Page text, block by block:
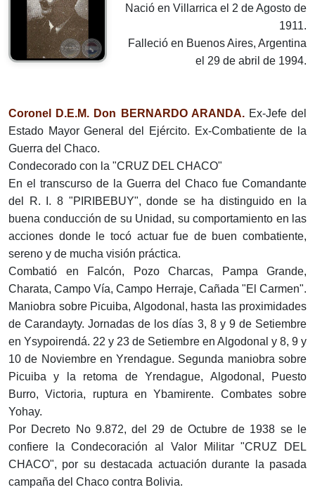
Nació en Villarrica el 2 de Agosto de
1911.
Falleció en Buenos Aires, Argentina
el 29 de abril de 1994.
Coronel D.E.M. Don BERNARDO ARANDA.Ex-Jefe del
Estado Mayor General del Ejército. Ex-Combatiente de la
Guerra del Chaco.
Condecorado con la "CRUZ DEL CHACO"
En el transcurso de la Guerra del Chaco fue Comandante
del R. I. 8 "PIRIBEBUY", donde se ha distinguido en la
buena conducción de su Unidad, su comportamiento en las
acciones donde le tocó actuar fue de buen combatiente,
sereno y de mucha visión práctica.
Combatió en Falcón, Pozo Charcas, Pampa Grande,
Charata, Campo Vía, Campo Herraje, Cañada "El Carmen".
Maniobra sobre Picuiba, Algodonal, hasta las proximidades
de Carandayty. Jornadas de los días 3, 8 y 9 de Setiembre
en Ysypoirendá. 22 y 23 de Setiembre en Algodonal y 8, 9 y
10 de Noviembre en Yrendague. Segunda maniobra sobre
Picuiba y la retoma de Yrendague, Algodonal, Puesto
Burro, Victoria, ruptura en Ybamirente. Combates sobre
Yohay.
Por Decreto No 9.872, del 29 de Octubre de 1938 se le
confiere la Condecoración al Valor Militar "CRUZ DEL
CHACO", por su destacada actuación durante la pasada
campaña del Chaco contra Bolivia.